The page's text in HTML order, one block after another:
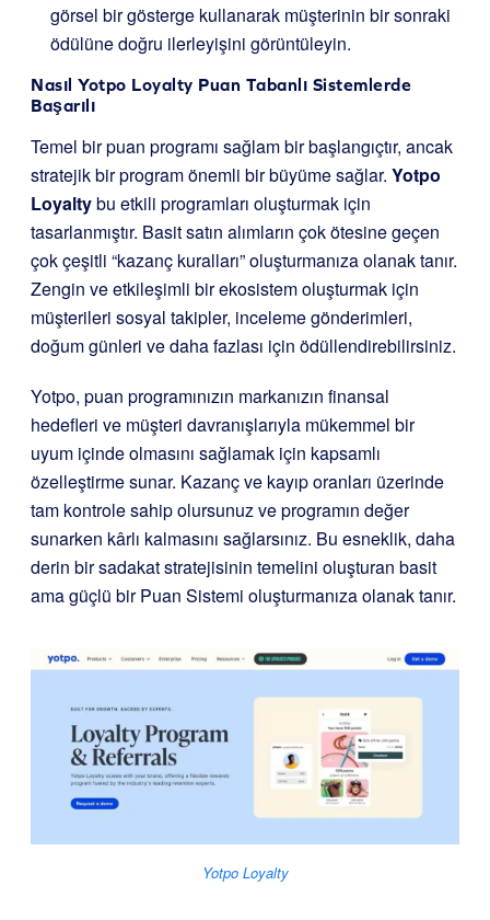
görsel bir gösterge kullanarak müşterinin bir sonraki
ödülüne doğru ilerleyişini görüntüleyin.
Nasıl Yotpo Loyalty Puan Tabanlı Sistemlerde
Başarılı
Temel bir puan programı sağlam bir başlangıçtır, ancak
stratejik bir program önemli bir büyüme sağlar. Yotpo
Loyaltybu etkili programları oluşturmak için
tasarlanmıştır. Basit satın alımların çok ötesine geçen
çok çeşitli “kazanç kuralları” oluşturmanıza olanak tanır.
Zengin ve etkileşimli bir ekosistem oluşturmak için
müşterileri sosyal takipler, inceleme gönderimleri,
doğum günleri ve daha fazlası için ödüllendirebilirsiniz.
Yotpo, puan programınızın markanızın finansal
hedefleri ve müşteri davranışlarıyla mükemmel bir
uyum içinde olmasını sağlamak için kapsamlı
özelleştirme sunar. Kazanç ve kayıp oranları üzerinde
tam kontrole sahip olursunuz ve programın değer
sunarken kârlı kalmasını sağlarsınız. Bu esneklik, daha
derin bir sadakat stratejisinin temelini oluşturan basit
ama güçlü bir Puan Sistemi oluşturmanıza olanak tanır.
Yotpo Loyalty